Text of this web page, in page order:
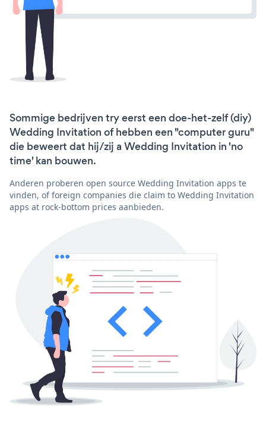
Sommige bedrijven try eerst een doe-het-zelf (diy)
Wedding Invitation of hebben een "computer guru"
die beweert dat hij/zij a Wedding Invitation in 'no
time' kan bouwen.
Anderen proberen open source Wedding Invitation apps te
vinden, of foreign companies die claim to Wedding Invitation
apps at rock-bottom prices aanbieden.